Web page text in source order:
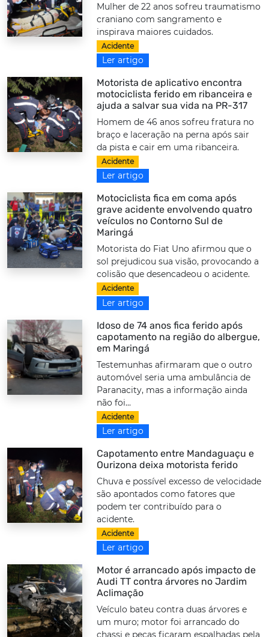
Mulher de 22 anos sofreu traumatismo
craniano com sangramento e
inspirava maiores cuidados.
Acidente
Ler artigo
Motorista de aplicativo encontra
motociclista ferido em ribanceira e
ajuda a salvar sua vida na PR-317
Homem de 46 anos sofreu fratura no
braço e laceração na perna após sair
da pista e cair em uma ribanceira.
Acidente
Ler artigo
Motociclista fica em coma após
grave acidente envolvendo quatro
veículos no Contorno Sul de
Maringá
Motorista do Fiat Uno afirmou que o
sol prejudicou sua visão, provocando a
colisão que desencadeou o acidente.
Acidente
Ler artigo
Idoso de 74 anos fica ferido após
capotamento na região do albergue,
em Maringá
Testemunhas afirmaram que o outro
automóvel seria uma ambulância de
Paranacity, mas a informação ainda
não foi...
Acidente
Ler artigo
Capotamento entre Mandaguaçu e
Ourizona deixa motorista ferido
Chuva e possível excesso de velocidade
são apontados como fatores que
podem ter contribuído para o
acidente.
Acidente
Ler artigo
Motor é arrancado após impacto de
Audi TT contra árvores no Jardim
Aclimação
Veículo bateu contra duas árvores e
um muro; motor foi arrancado do
chassi e peças ficaram espalhadas pela